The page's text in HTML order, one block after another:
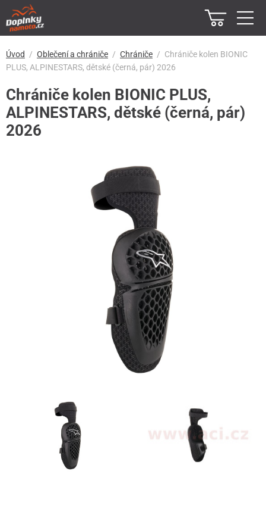
Úvod Oblečení a chrániče Chrániče
Chrániče kolen BIONIC
PLUS, ALPINESTARS, dětské (černá, pár) 2026
Chrániče kolen BIONIC PLUS,
ALPINESTARS, dětské (černá, pár)
2026